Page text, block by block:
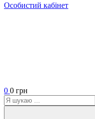
Особистий кабінет
0 0 грн